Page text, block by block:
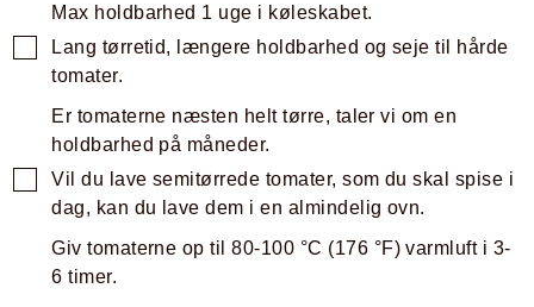
Max holdbarhed 1 uge i køleskabet.
Lang tørretid, længere holdbarhed og seje til hårde
tomater.
Er tomaterne næsten helt tørre, taler vi om en
holdbarhed på måneder.
Vil du lave semitørrede tomater, som du skal spise i
dag, kan du lave dem i en almindelig ovn.
Giv tomaterne op til80-100 °C (176 °F) varmluft i 3-
6 timer.